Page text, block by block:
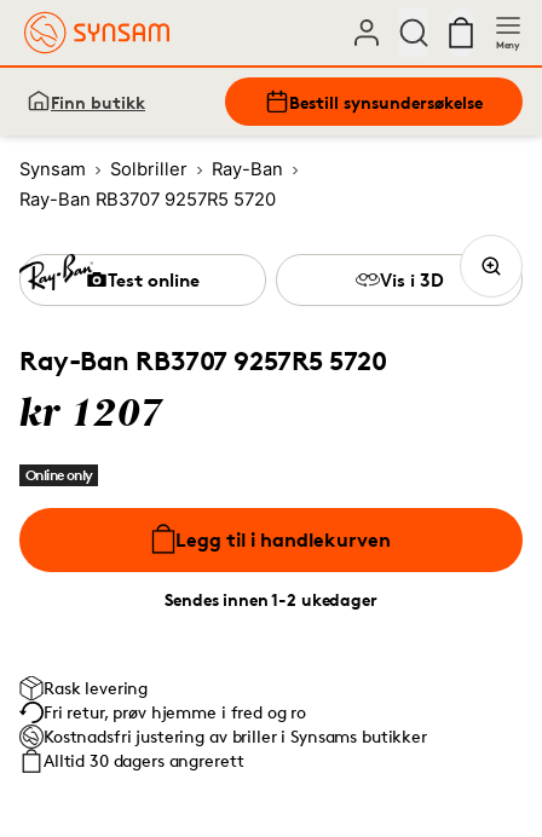
Meny
Finn butikk Bestill synsundersøkelse
Synsam Solbriller
Ray-Ban
Ray-Ban RB3707 9257R5 5720
Ray-Ban RB3707 9257R5 5720
kr 1207
Online only
Legg til i handlekurven
Sendes innen 1-2 ukedager
Test online Vis i 3D
Rask levering
Fri retur, prøv hjemme i fred og ro
Kostnadsfri justering av briller i Synsams butikker
Alltid 30 dagers angrerett